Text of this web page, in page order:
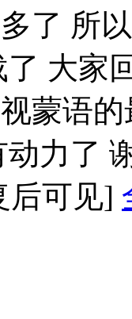
了 所
大家
蒙语
力了
后可见]